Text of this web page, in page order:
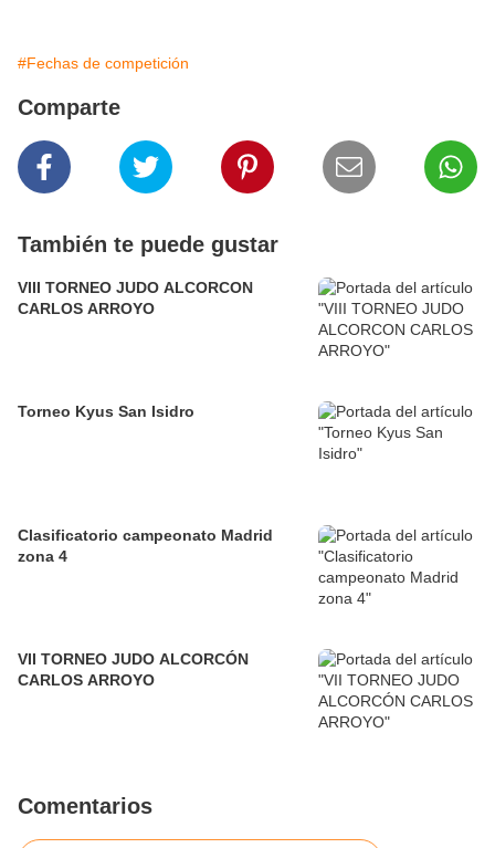
#Fechas de competición
Comparte
También te puede gustar
VIII TORNEO JUDO ALCORCON
CARLOS ARROYO
Torneo Kyus San Isidro
Clasificatorio campeonato Madrid
zona 4
VII TORNEO JUDO ALCORCÓN
CARLOS ARROYO
Comentarios